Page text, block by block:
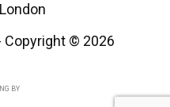
Copyright © 2026
BY